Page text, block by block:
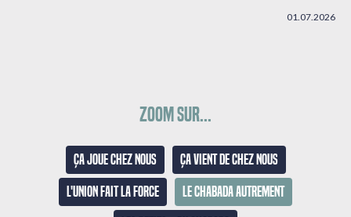
01.07.2026
Zoom sur...
Ça joue chez nous
Ça vient de chez nous
L'union fait la force
Le Chabada autrement